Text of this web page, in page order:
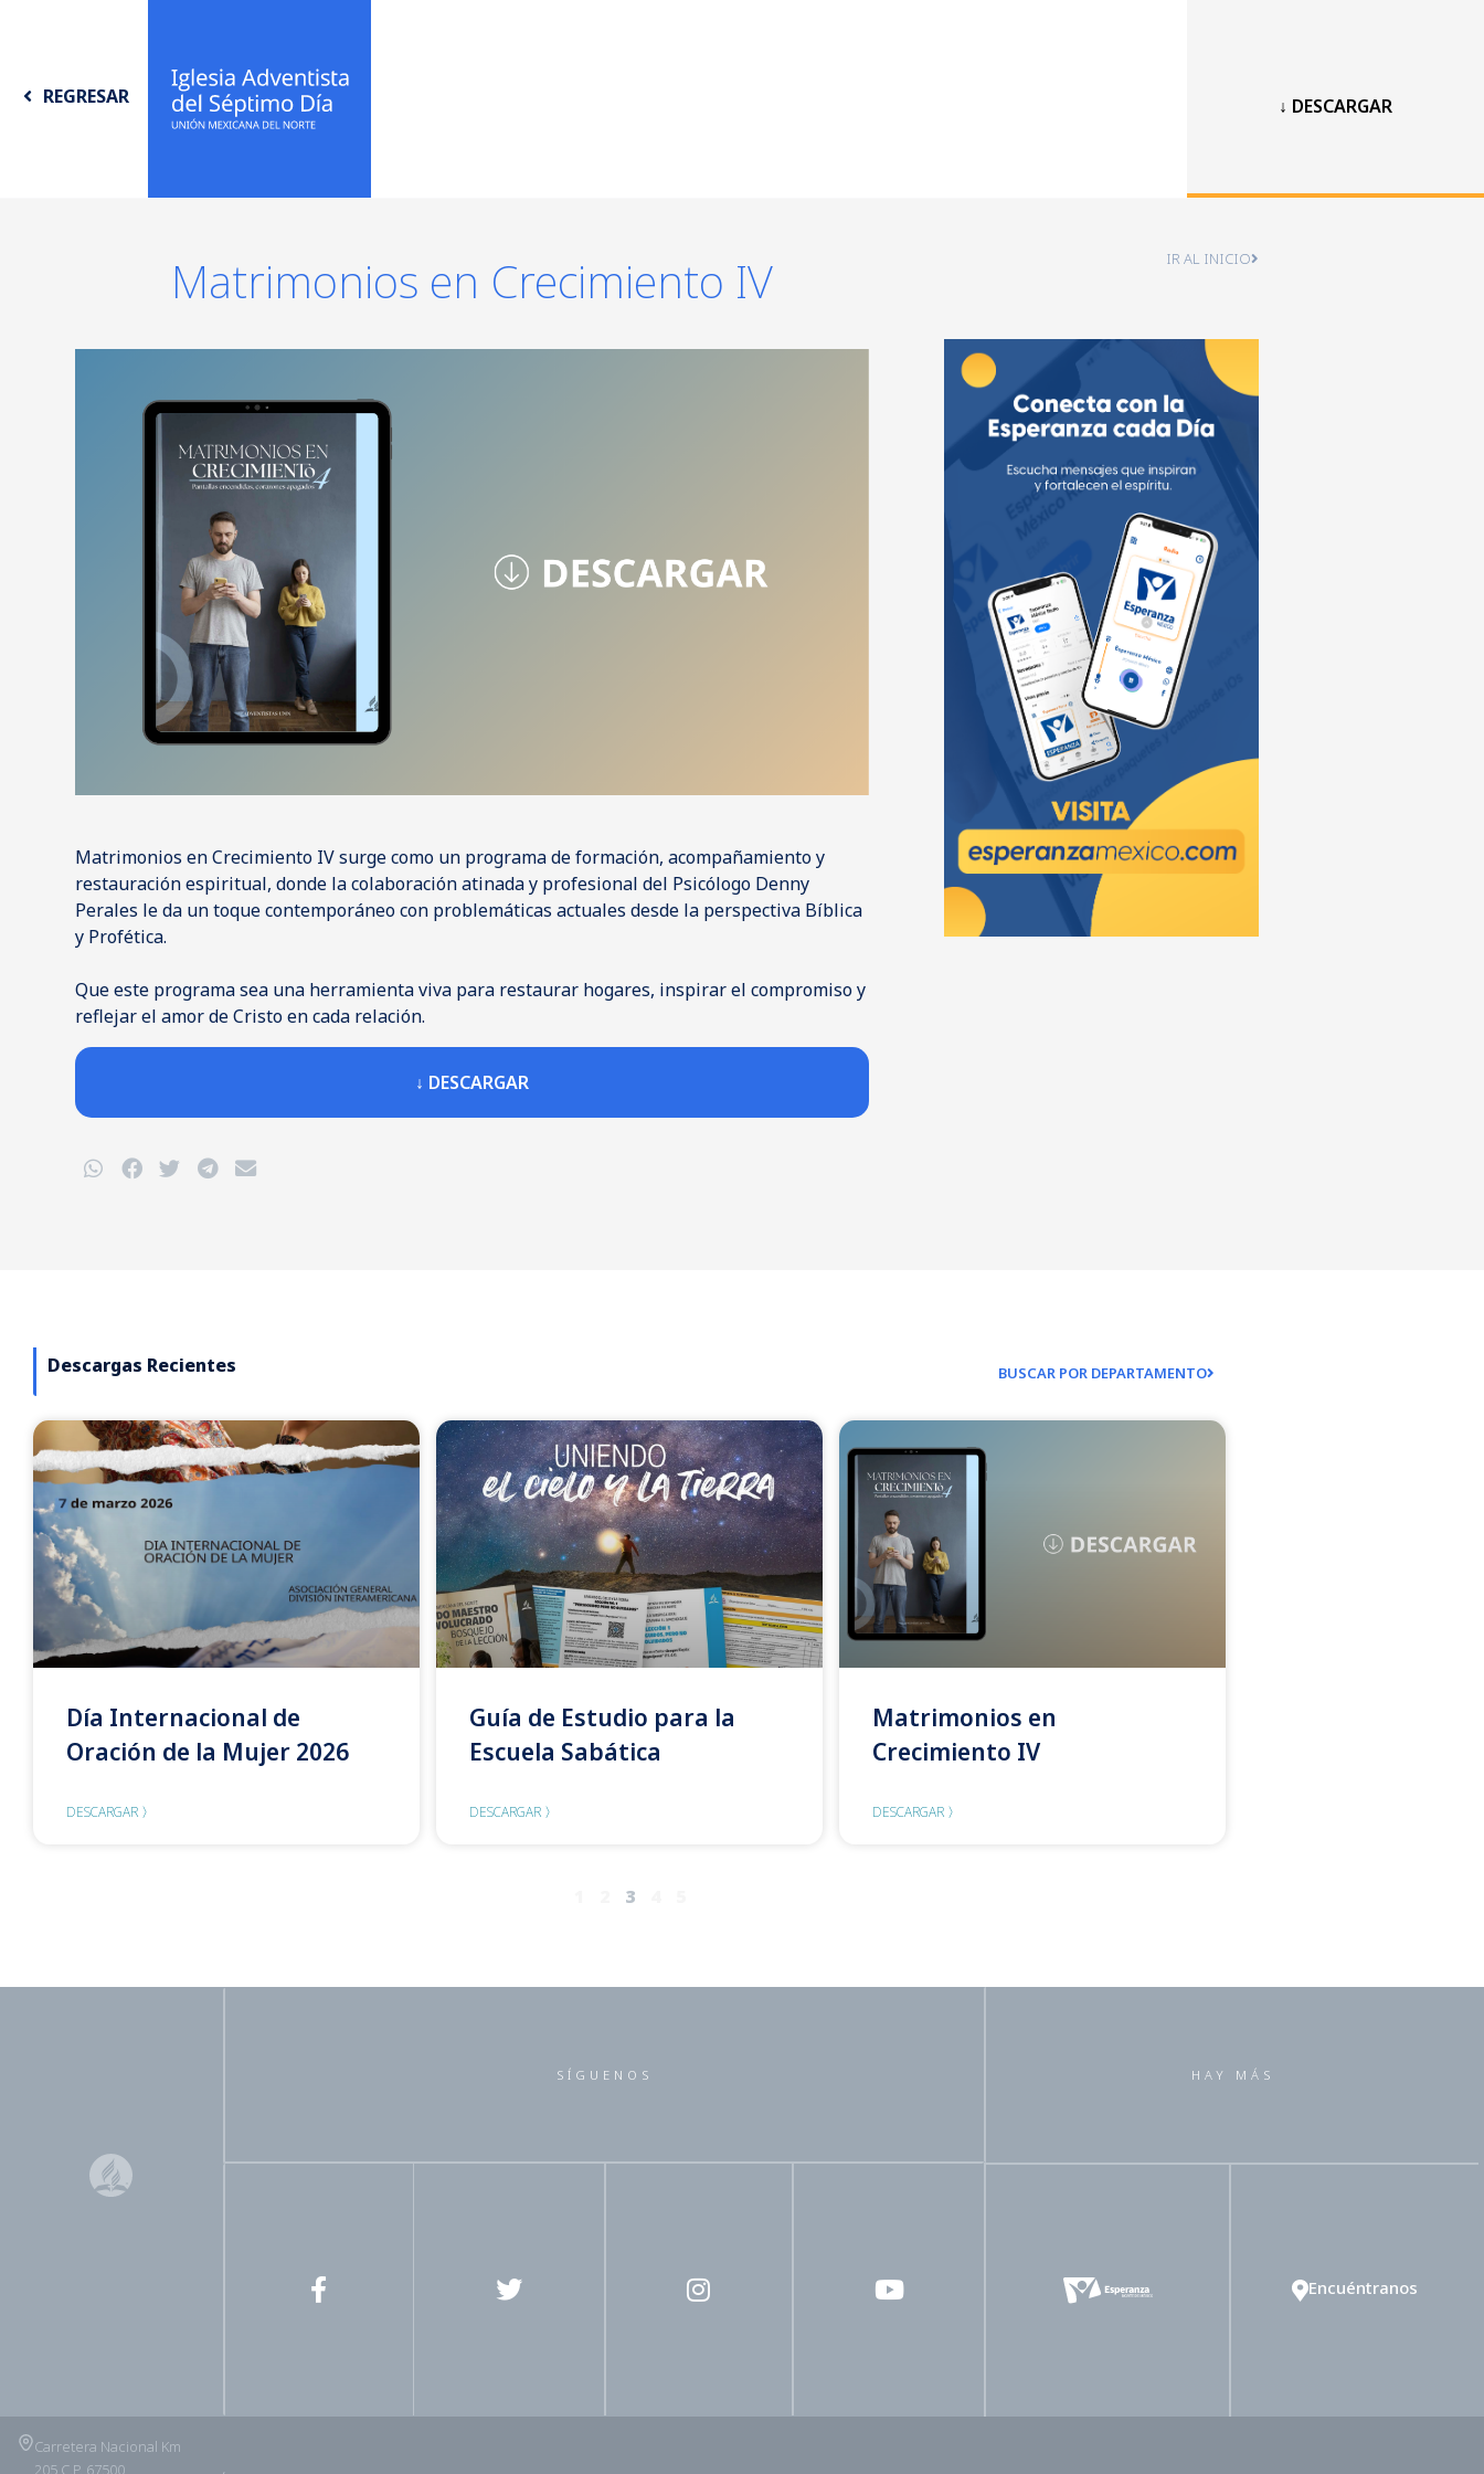
REGRESAR ↓ DESCARGAR
Matrimonios en Crecimiento IV
Matrimonios en Crecimiento IV surge como un programa de formación, acompañamiento y
restauración espiritual, donde la colaboración atinada y profesional del Psicólogo Denny
Perales le da un toque contemporáneo con problemáticas actuales desde la perspectiva Bíblica
y Profética.
Que este programa sea una herramienta viva para restaurar hogares, inspirar el compromiso y
reflejar el amor de Cristo en cada relación.
↓ DESCARGAR
IR AL INICIO
Descargas Recientes BUSCAR POR DEPARTAMENTO
Día Internacional de
Oración de la Mujer 2026
DESCARGAR 〉
Guía de Estudio para la
Escuela Sabática
DESCARGAR 〉
Matrimonios en
Crecimiento IV
DESCARGAR 〉
3
SÍGUENOS HAY MÁS
Encuéntranos
Carretera Nacional Km
205 C.P. 67500